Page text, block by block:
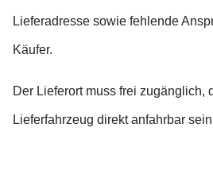
Lieferadresse sowie fehlende
Käufer.
Der Lieferort muss frei zugänglich,
Lieferfahrzeug direkt anfahrbar